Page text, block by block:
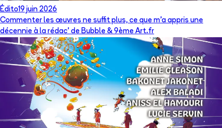
Édito19 juin 2026
Commenter les œuvres ne suffit plus, ce que m’a appris une
décennie à la rédac’ de Bubble & 9ème Art.fr